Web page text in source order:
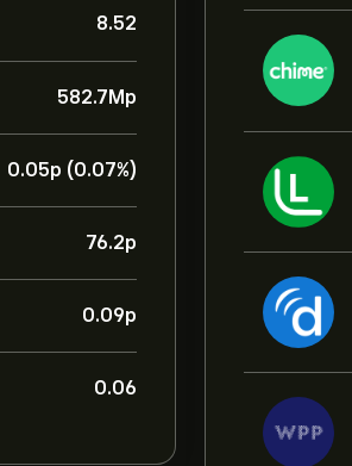
8.52
582.7M‎p‎
0.05‎p‎ (0.07%)
76.2‎p‎
0.09‎p‎
0.06